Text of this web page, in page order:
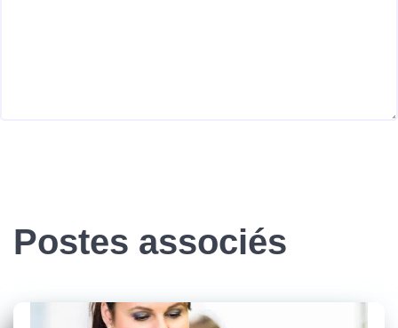
Postes associés